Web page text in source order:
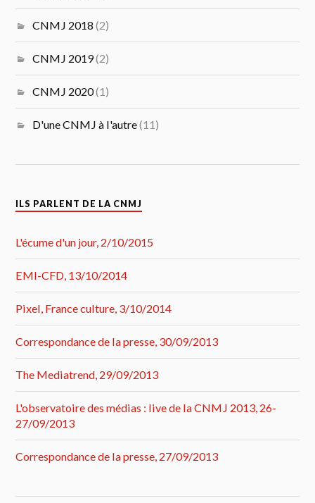
CNMJ 2018 (2)
CNMJ 2019(2)
CNMJ 2020(1)
D'une CNMJ à l'autre(11)
ILS PARLENT DE LA CNMJ
L'écume d'un jour, 2/10/2015
EMI-CFD, 13/10/2014
Pixel, France culture, 3/10/2014
Correspondance de la presse, 30/09/2013
The Mediatrend, 29/09/2013
L'observatoire des médias : live de la CNMJ 2013, 26-
27/09/2013
Correspondance de la presse, 27/09/2013